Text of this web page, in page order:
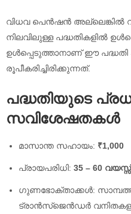
വിധവ പെൻഷൻ
നിലവിലുള്ള പദ്ധതികളിൽ
ഉൾപ്പെടുത്താനാണ് ഈ പദ്ധതി
രൂപീകരിച്ചിരിക്കുന്നത്.
പദ്ധതിയുടെ
സവിശേഷതകൾ
മാസാന്ത സഹായം: ₹1,000
പ്രായപരിധി: 35 – 60 വയസ്സ്
ഗുണഭോക്താക്കൾ:
ട്രാൻസ്‌ജെൻഡർ